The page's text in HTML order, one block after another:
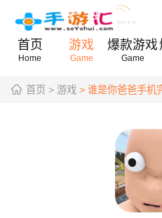
首页
Home
游戏
Game
爆款游戏
Game
首页 > 游戏 > 谁是你爸爸手机